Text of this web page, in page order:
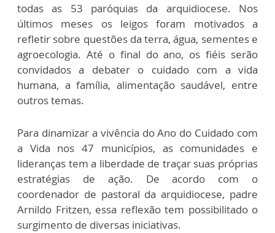
todas as 53 paróquias da arquidiocese. Nos
últimos meses os leigos foram motivados a
refletir sobre questões da terra, água, sementes e
agroecologia. Até o final do ano, os fiéis serão
convidados a debater o cuidado com a vida
humana, a família, alimentação saudável, entre
outros temas.
Para dinamizar a vivência do Ano do Cuidado com
a Vida nos 47 municípios, as comunidades e
lideranças tem a liberdade de traçar suas próprias
estratégias de ação. De acordo com o
coordenador de pastoral da arquidiocese, padre
Arnildo Fritzen, essa reflexão tem possibilitado o
surgimento de diversas iniciativas.